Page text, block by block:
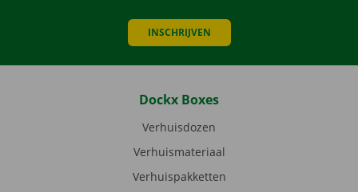
INSCHRIJVEN
Dockx Boxes
Verhuisdozen
Verhuismateriaal
Verhuispakketten